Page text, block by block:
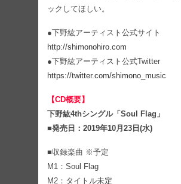
ックしてほしい。
●下野紘アーティスト公式サイト
http://shimonohiro.com
●下野紘アーティスト公式Twitter
https://twitter.com/shimono_music
【CD概要】
下野紘4thシングル「Soul Flag」
■発売日：2019年10月23日(水)
■収録楽曲 ※予定
M1：Soul Flag
M2：タイトル未定